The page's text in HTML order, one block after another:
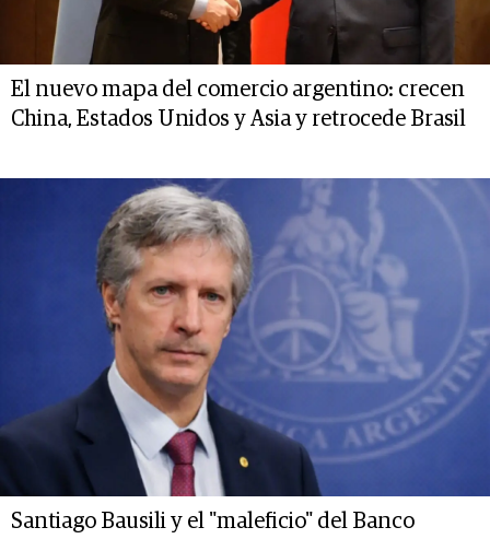
El nuevo mapa del comercio argentino: crecen
China, Estados Unidos y Asia y retrocede Brasil
Santiago Bausili y el "maleficio" del Banco